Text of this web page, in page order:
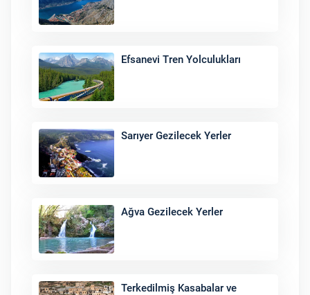
Efsanevi Tren Yolculukları
Sarıyer Gezilecek Yerler
Ağva Gezilecek Yerler
Terkedilmiş Kasabalar ve